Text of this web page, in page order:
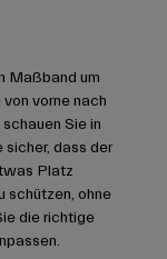
Maßband um
vorne nach
Sie in
sicher, dass der
Platz
schützen, ohne
die richtige